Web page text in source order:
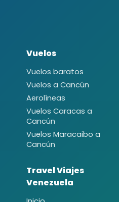
Vuelos
Vuelos baratos
Vuelos a Cancún
Aerolíneas
Vuelos Caracas a
Cancún
Vuelos Maracaibo a
Cancún
Travel Viajes
Venezuela